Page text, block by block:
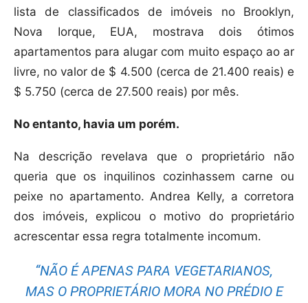
lista de classificados de imóveis no Brooklyn,
Nova Iorque, EUA, mostrava dois ótimos
apartamentos para alugar com muito espaço ao ar
livre, no valor de $ 4.500 (cerca de 21.400 reais) e
$ 5.750 (cerca de 27.500 reais) por mês.
No entanto, havia um porém.
Na descrição revelava que o proprietário não
queria que os inquilinos cozinhassem carne ou
peixe no apartamento. Andrea Kelly, a corretora
dos imóveis, explicou o motivo do proprietário
acrescentar essa regra totalmente incomum.
“NÃO É APENAS PARA VEGETARIANOS,
MAS O PROPRIETÁRIO MORA NO PRÉDIO E